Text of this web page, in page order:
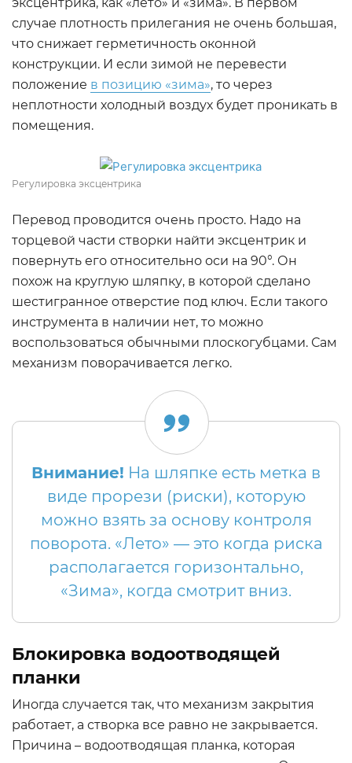
случае плотность прилегания не очень большая,
что снижает герметичность оконной
конструкции. И если зимой не перевести
положение в позицию «зима», то через
неплотности холодный воздух будет проникать в
помещения.
Регулировка эксцентрика
Перевод проводится очень просто. Надо на
торцевой части створки найти эксцентрик и
повернуть его относительно оси на 90°. Он
похож на круглую шляпку, в которой сделано
шестигранное отверстие под ключ. Если такого
инструмента в наличии нет, то можно
воспользоваться обычными плоскогубцами. Сам
механизм поворачивается легко.
Внимание! На шляпке есть метка в
виде прорези (риски), которую
можно взять за основу контроля
поворота. «Лето» — это когда риска
располагается горизонтально,
«Зима», когда смотрит вниз.
Блокировка водоотводящей
планки
Иногда случается так, что механизм закрытия
работает, а створка все равно не закрывается.
Причина – водоотводящая планка, которая